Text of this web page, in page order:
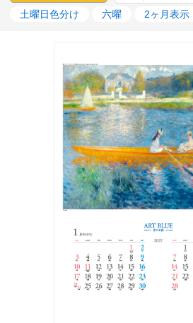
土曜日色分け 六曜 2ヶ月表示